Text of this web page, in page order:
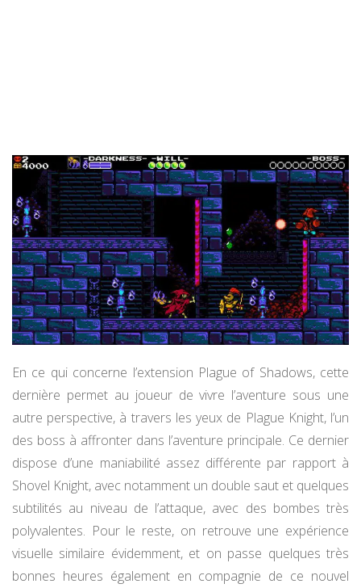
En ce qui concerne l’extension Plague of Shadows, cette
dernière permet au joueur de vivre l’aventure sous une
autre perspective, à travers les yeux de Plague Knight, l’un
des boss à affronter dans l’aventure principale. Ce dernier
dispose d’une maniabilité assez différente par rapport à
Shovel Knight, avec notamment un double saut et quelques
subtilités au niveau de l’attaque, avec des bombes très
polyvalentes. Pour le reste, on retrouve une expérience
visuelle similaire évidemment, et on passe quelques très
bonnes heures également en compagnie de ce nouvel